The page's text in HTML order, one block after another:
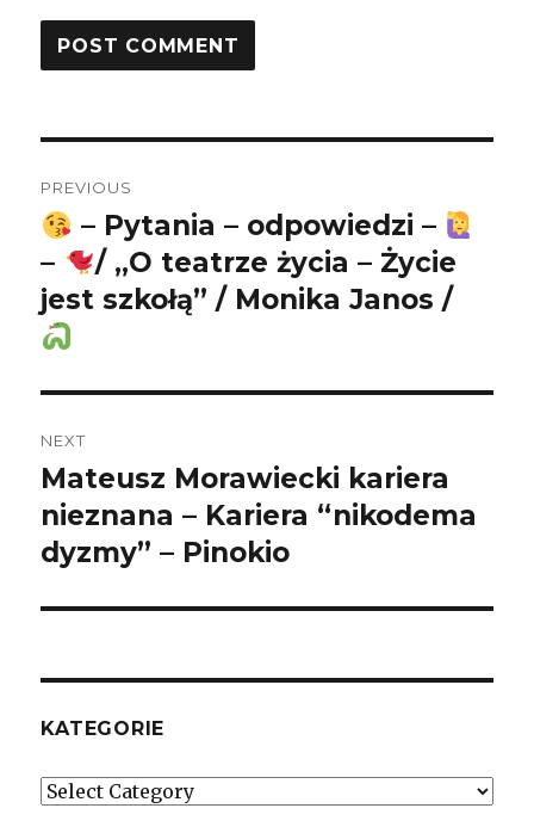
navigation
PREVIOUS
Previous
post:
– Pytania – odpowiedzi –
–
/ „O teatrze życia – Życie
jest szkołą” / Monika Janos /
NEXT
Next
post:
Mateusz Morawiecki kariera
nieznana – Kariera “nikodema
dyzmy” – Pinokio
KATEGORIE
Kategorie